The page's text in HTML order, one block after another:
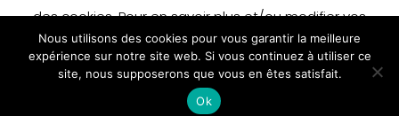
des cookies. Pour en savoir plus et/ou modifier vos
préférences en matière de cookies, merci de vous référer
à notre politique sur les cookies.
Accepter
En savoir plus
Nous utilisons des cookies pour vous garantir la meilleure
expérience sur notre site web. Si vous continuez à utiliser ce
site, nous supposerons que vous en êtes satisfait.
Ok